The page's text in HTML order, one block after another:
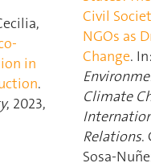
in
.
, 2023,
Civil
NGOs as
Change.
Climate
Relations.
Sosa-